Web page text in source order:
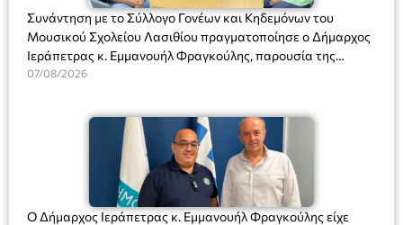
Συνάντηση με το Σύλλογο Γονέων και Κηδεμόνων του
Μουσικού Σχολείου Λασιθίου πραγματοποίησε ο Δήμαρχος
Ιεράπετρας κ. Εμμανουήλ Φραγκούλης, παρουσία της
Διευθύντριας του σχολείου κας Μαριάννας Χαΐτα.
07/08/2026
Ο Δήμαρχος Ιεράπετρας κ. Εμμανουήλ Φραγκούλης είχε